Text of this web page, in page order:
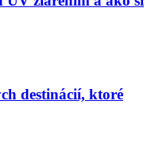
destinácií, ktoré